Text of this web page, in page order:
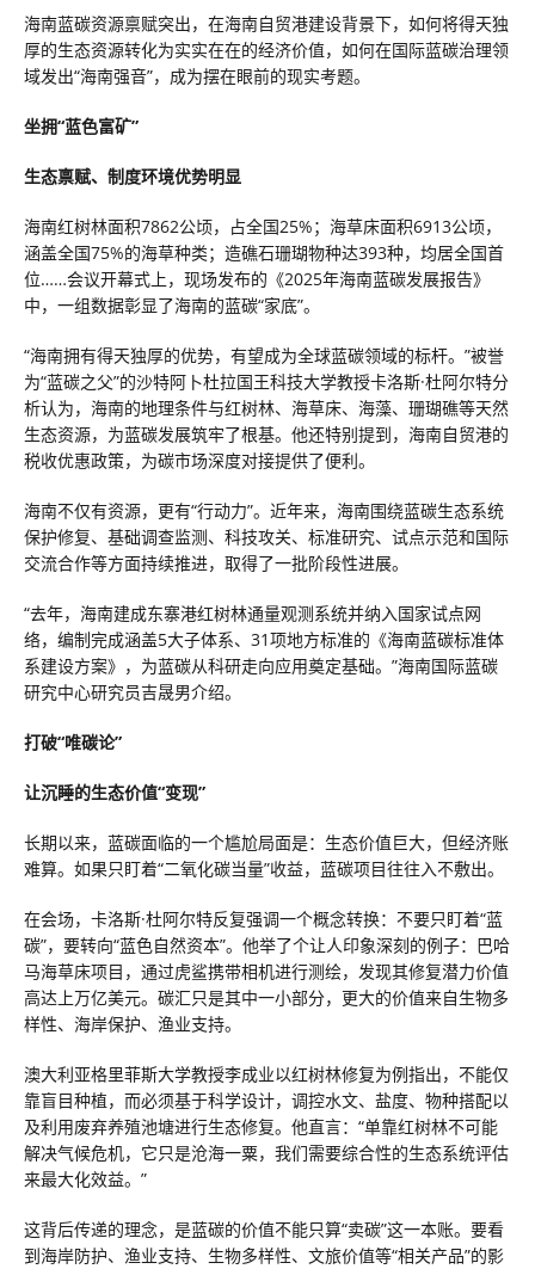
海南蓝碳资源禀赋突出，在海南自贸港建设背景下，如何将得天独
厚的生态资源转化为实实在在的经济价值，如何在国际蓝碳治理领
域发出“海南强音”，成为摆在眼前的现实考题。
坐拥“蓝色富矿”
生态禀赋、制度环境优势明显
海南红树林面积7862公顷，占全国25%；海草床面积6913公顷，
涵盖全国75%的海草种类；造礁石珊瑚物种达393种，均居全国首
位……会议开幕式上，现场发布的《2025年海南蓝碳发展报告》
中，一组数据彰显了海南的蓝碳“家底”。
“海南拥有得天独厚的优势，有望成为全球蓝碳领域的标杆。”被誉
为“蓝碳之父”的沙特阿卜杜拉国王科技大学教授卡洛斯·杜阿尔特分
析认为，海南的地理条件与红树林、海草床、海藻、珊瑚礁等天然
生态资源，为蓝碳发展筑牢了根基。他还特别提到，海南自贸港的
税收优惠政策，为碳市场深度对接提供了便利。
海南不仅有资源，更有“行动力”。近年来，海南围绕蓝碳生态系统
保护修复、基础调查监测、科技攻关、标准研究、试点示范和国际
交流合作等方面持续推进，取得了一批阶段性进展。
“去年，海南建成东寨港红树林通量观测系统并纳入国家试点网
络，编制完成涵盖5大子体系、31项地方标准的《海南蓝碳标准体
系建设方案》，为蓝碳从科研走向应用奠定基础。”海南国际蓝碳
研究中心研究员吉晟男介绍。
打破“唯碳论”
让沉睡的生态价值“变现”
长期以来，蓝碳面临的一个尴尬局面是：生态价值巨大，但经济账
难算。如果只盯着“二氧化碳当量”收益，蓝碳项目往往入不敷出。
在会场，卡洛斯·杜阿尔特反复强调一个概念转换：不要只盯着“蓝
碳”，要转向“蓝色自然资本”。他举了个让人印象深刻的例子：巴哈
马海草床项目，通过虎鲨携带相机进行测绘，发现其修复潜力价值
高达上万亿美元。碳汇只是其中一小部分，更大的价值来自生物多
样性、海岸保护、渔业支持。
澳大利亚格里菲斯大学教授李成业以红树林修复为例指出，不能仅
靠盲目种植，而必须基于科学设计，调控水文、盐度、物种搭配以
及利用废弃养殖池塘进行生态修复。他直言：“单靠红树林不可能
解决气候危机，它只是沧海一粟，我们需要综合性的生态系统评估
来最大化效益。”
这背后传递的理念，是蓝碳的价值不能只算“卖碳”这一本账。要看
到海岸防护、渔业支持、生物多样性、文旅价值等“相关产品”的影